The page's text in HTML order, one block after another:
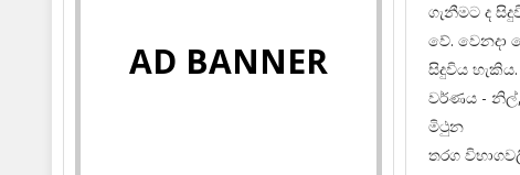
AD BANNER
ගැනීමට ද
වේ. වෙනදා
සිදුවිය
වර්ණය -
මිථුන
තරග